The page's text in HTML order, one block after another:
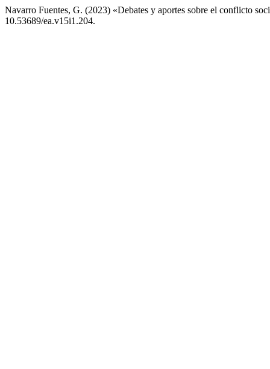
Navarro Fuentes, G. (2023) «Debates y aportes sobre el conflicto
10.53689/ea.v15i1.204.